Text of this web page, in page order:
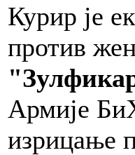
Курир је
против
Армије
изрицање